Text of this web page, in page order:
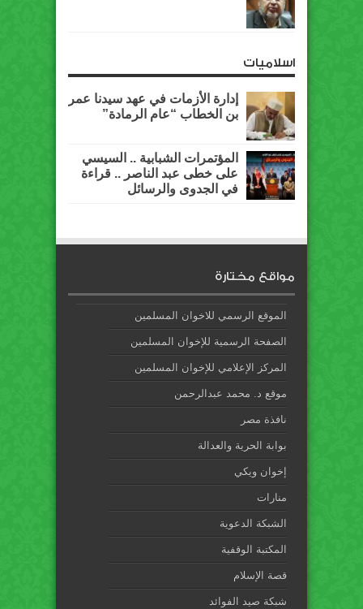
اسلاميات
إدارة الأزمات في عهد سيدنا عمر
بن الخطاب “عام الرمادة”
المؤتمرات الشبابية .. السيسي
على خطى عبد الناصر .. قراءة
في الجدوى والرسائل
مواقع مختارة
الموقع الرسمي للاخوان المسلمين
الصفحة الرسمية للإخوان المسلمين
المركز الإعلامي للإخوان المسلمين
موقع د. محمد عبدالرحمن
نافذة مصر
بوابة الحرية والعدالة
إخوان ويكي
منارات
الشبكة الدعوية
المكتبة الوقفية
قصة الإسلام
شبكة صيد الفوائد